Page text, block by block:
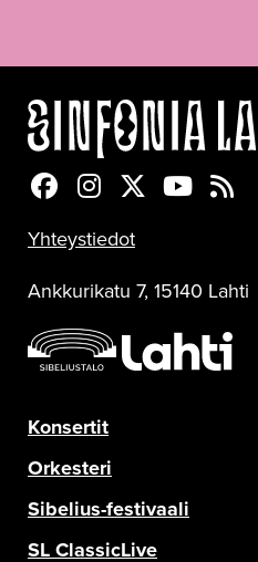
Sinfonia Lahti
Sinfonia Lahti
SinfoniaSinfonia
Yhteystiedot
Ankkurikatu 7, 15140 Lahti
Konsertit
Orkesteri
Sibelius-festivaali
SL ClassicLive